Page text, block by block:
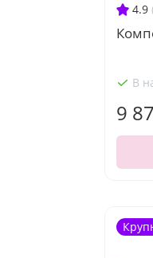
4.9
В
9